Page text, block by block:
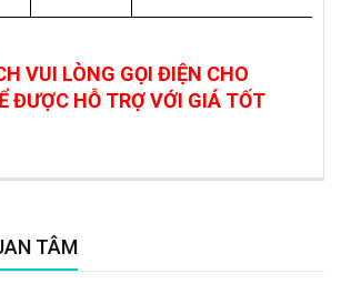
VUI LÒNG GỌI ĐIỆN CHO
ĐƯỢC HỖ TRỢ VỚI GIÁ TỐT
TÂM